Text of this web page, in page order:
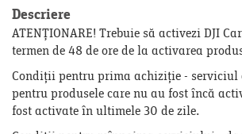
Descriere
ATENȚIONARE! Trebuie să activezi DJI
termen de 48 de ore de la activarea
Condiții pentru prima achiziție -
pentru produsele care nu au fost încă
fost activate în ultimele 30 de zile.